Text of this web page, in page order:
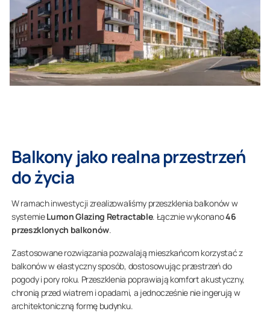
Balkony jako realna przestrzeń
do życia
W ramach inwestycji zrealizowaliśmy przeszklenia balkonów w
systemieLumon Glazing Retractable. Łącznie wykonano46
przeszklonych balkonów.
Zastosowane rozwiązania pozwalają mieszkańcom korzystać z
balkonów w elastyczny sposób, dostosowując przestrzeń do
pogody i pory roku. Przeszklenia poprawiają komfort akustyczny,
chronią przed wiatrem i opadami, a jednocześnie nie ingerują w
architektoniczną formę budynku.